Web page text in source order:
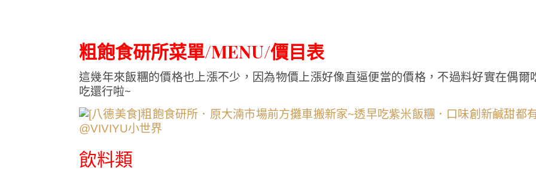
粗飽食研所菜單/MENU/價目表
這幾年來飯糰的價格也上漲不少，因為物價上漲好像直逼便當的價格，不過料好實在偶爾
吃還行啦~
飲料類